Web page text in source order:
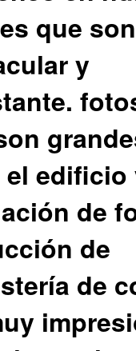
que
y
edificio
de
de
de